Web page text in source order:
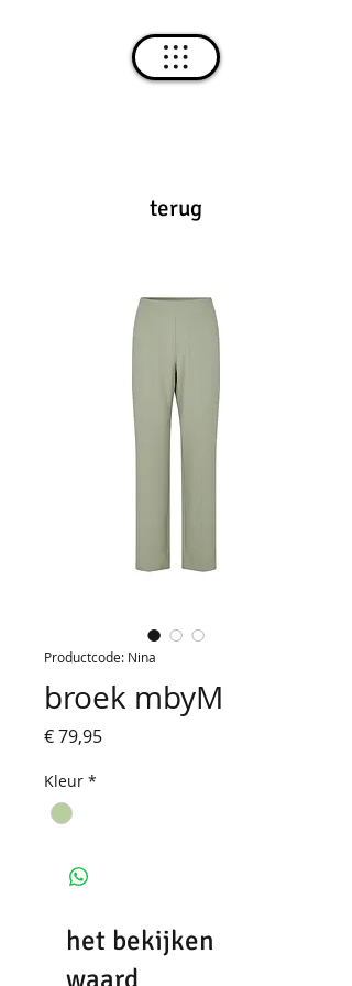
terug
Productcode: Nina
broek mbyM
€ 79,95Prijs
Kleur *
het bekijken
waard